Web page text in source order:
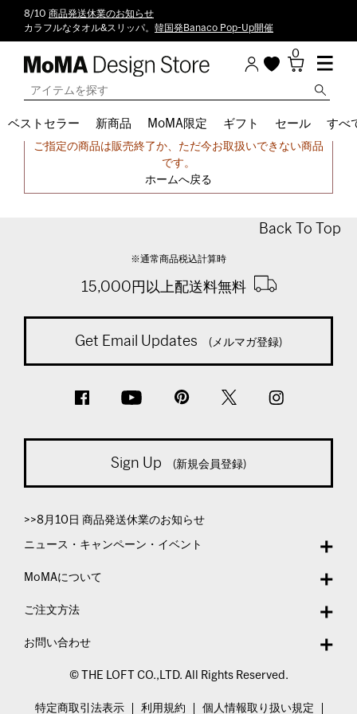
8/10 商品発送休業のお知らせ
カラフルなタオル&スリッパ。 韓国発Banaco Pop-Up開催
0
ベストセラー 新商品 MoMA限定 ギフト セール すべ
申し訳ございません。
ご指定の商品は販売終了か、ただ今お取扱いできない商品
です。
ホームへ戻る
Back To Top
※通常商品税込計算時
15,000円以上配送料無料
Get Email Updates (メルマガ登録)
Sign Up (新規会員登録)
>>8月10日 商品発送休業のお知らせ
ニュース・キャンペーン・イベント
MoMAについて
ご注文方法
お問い合わせ
© THE LOFT CO.,LTD. All Rights Reserved.
特定商取引法表示 利用規約 個人情報取り扱い規定